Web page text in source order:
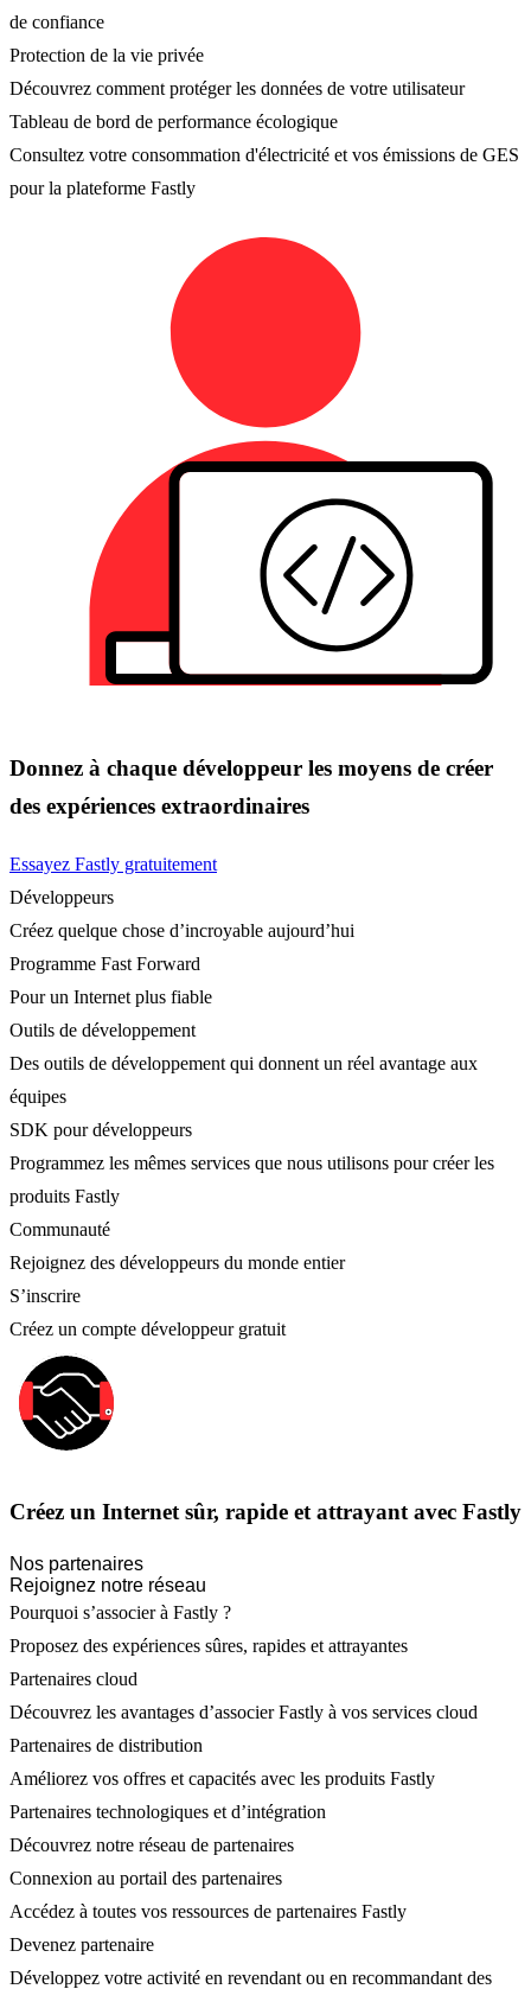
de confiance
Protection de la vie privée
Découvrez comment protéger les données de votre utilisateur
Tableau de bord de performance écologique
Consultez votre consommation d'électricité et vos émissions de GES
pour la plateforme Fastly
Donnez à chaque développeur les moyens de créer
des expériences extraordinaires
Essayez Fastly gratuitement
Développeurs
Créez quelque chose d’incroyable aujourd’hui
Programme Fast Forward
Pour un Internet plus fiable
Outils de développement
Des outils de développement qui donnent un réel avantage aux
équipes
SDK pour développeurs
Programmez les mêmes services que nous utilisons pour créer les
produits Fastly
Communauté
Rejoignez des développeurs du monde entier
S’inscrire
Créez un compte développeur gratuit
Créez un Internet sûr, rapide et attrayant avec Fastly
Nos partenaires
Rejoignez notre réseau
Pourquoi s’associer à Fastly ?
Proposez des expériences sûres, rapides et attrayantes
Partenaires cloud
Découvrez les avantages d’associer Fastly à vos services cloud
Partenaires de distribution
Améliorez vos offres et capacités avec les produits Fastly
Partenaires technologiques et d’intégration
Découvrez notre réseau de partenaires
Connexion au portail des partenaires
Accédez à toutes vos ressources de partenaires Fastly
Devenez partenaire
Développez votre activité en revendant ou en recommandant des